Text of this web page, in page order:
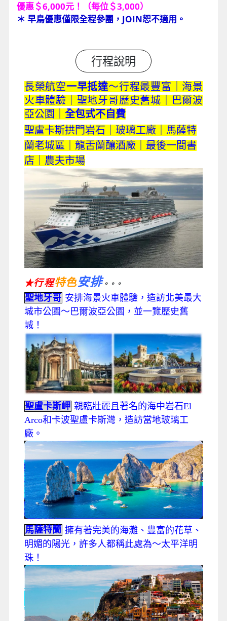
優惠＄6,000元！（每位＄3,000）
＊ 早鳥優惠僅限全程參團，JOIN恕不適用。
行程說明
長榮航空一早抵達～行程最豐富｜海景
火車體驗｜聖地牙哥歷史舊城｜巴爾波
亞公園｜ 全包式不自費
聖盧卡斯拱門岩石｜玻璃工廠｜馬薩特
蘭老城區｜龍舌蘭釀酒廠｜最後一間書
店｜農夫市場
★行程特色安排。。。
聖地牙哥 安排海景火車體驗，造訪北美最大
城市公園～巴爾波亞公園，並一覽歷史舊
城！
聖盧卡斯岬 親臨壯麗且著名的海中岩石El
Arco和卡波聖盧卡斯灣，造訪當地玻璃工
廠。
馬薩特蘭 擁有著完美的海灘、豐富的花草、
明媚的陽光，許多人都稱此處為～太平洋明
珠！